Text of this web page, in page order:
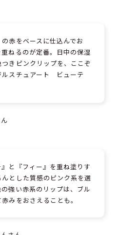
赤をベースに仕込んでお
ねるのが定番。日中の保湿
きピンクリップを、ここぞ
ルスチュアート ビューテ
と『フィー』を重ね塗りす
とした質感のピンク系を選
強い赤系のリップは、ブル
みをおさえることも。